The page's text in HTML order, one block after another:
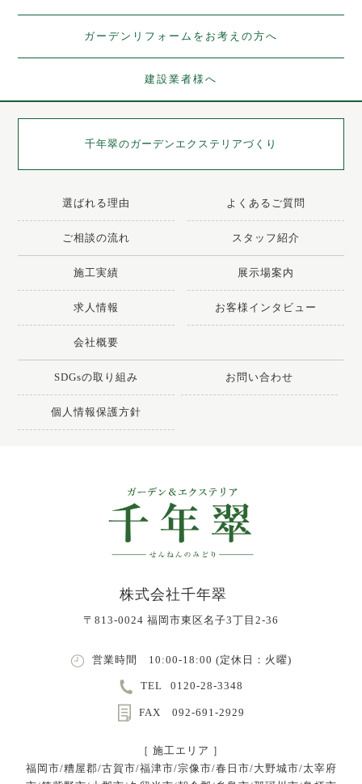
ガーデンリフォームをお考えの方へ
建設業者様へ
千年翠のガーデンエクステリアづくり
選ばれる理由 よくあるご質問
ご相談の流れ スタッフ紹介
施工実績 展示場案内
求人情報 お客様インタビュー
会社概要
SDGsの取り組み お問い合わせ
個人情報保護方針
株式会社千年翠
〒813-0024 福岡市東区名子3丁目2-36
営業時間 10:00-18:00 (定休日：火曜)
TEL 0120-28-3348
FAX 092-691-2929
［ 施工エリア ］
福岡市/糟屋郡/古賀市/福津市/宗像市/春日市/大野城市/太宰府